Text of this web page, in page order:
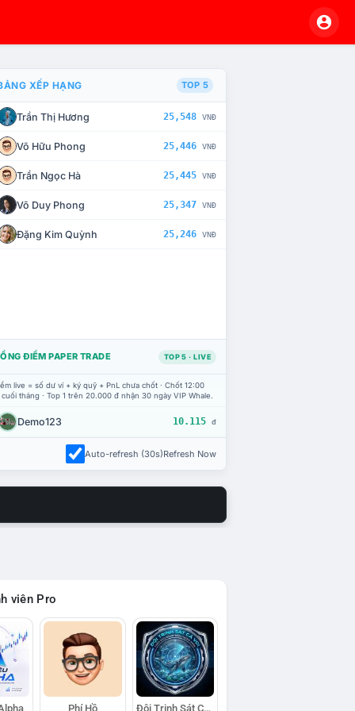
CHẾ TÀI XỬ LÝ VI PHẠM
XẾP HẠNG TOP 5
Trần Thị Hương 25,548 VNĐ
Võ Hữu Phong 25,446 VNĐ
Trần Ngọc Hà 25,445 VNĐ
Võ Duy Phong 25,347 VNĐ
Đặng Kim Quỳnh 25,246 VNĐ
ĐIỂM PAPER TRADE TOP 5 · LIVE
live = số dư ví + ký quỹ + PnL chưa chốt · Chốt 12:00
tháng · Top 1 trên 20.000 đ nhận 30 ngày VIP Whale.
Demo123 10.115 đ
Auto-refresh (30s)Refresh Now
viên Pro
Phí Hồ Đội Trinh Sát Cá Voi